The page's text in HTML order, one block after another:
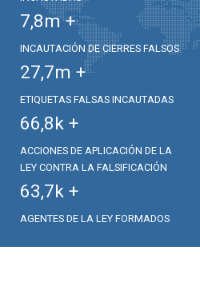
7,8m +
INCAUTACIÓN DE CIERRES FALSOS
27,7m +
ETIQUETAS FALSAS INCAUTADAS
66,8k +
ACCIONES DE APLICACIÓN DE LA
LEY CONTRA LA FALSIFICACIÓN
63,7k +
AGENTES DE LA LEY FORMADOS